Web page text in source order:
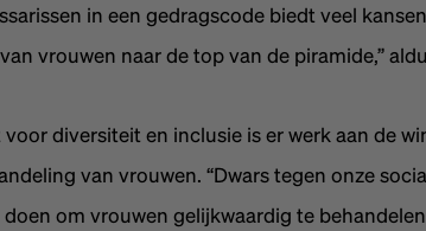
in een gedragscode biedt veel
vrouwen naar de top van de piramide,”
diversiteit en inclusie is er werk aan de
van vrouwen. “Dwars tegen onze
om vrouwen gelijkwaardig te